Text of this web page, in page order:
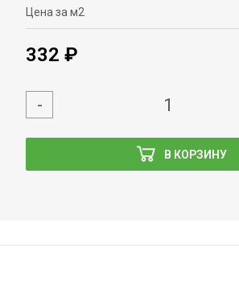
Цена за м2
332 ₽
В КОРЗИНУ
-